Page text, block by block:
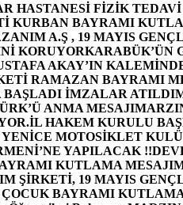
HASTANESİ FİZİK
KURBAN BAYRAMI
A.Ş , 19 MAYIS
KORUYORKARABÜK’ÜN
AKAY’IN
RAMAZAN BAYRAMI
İMZALAR ATILDI
ANMA MESAJI
İL HAKEM KURULU
MOTOSİKLET
YAPILACAK !!
KUTLAMA MESAJI
ŞİRKETİ, 19 MAYIS
BAYRAMI